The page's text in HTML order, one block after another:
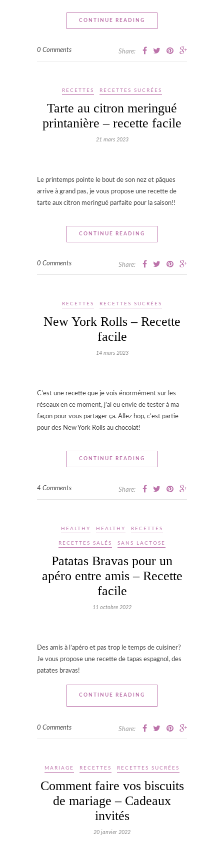
CONTINUE READING
0 Comments Share:
RECETTES RECETTES SUCRÉES
Tarte au citron meringué
printanière – recette facile
21 mars 2023
Le printemps pointe le bout de son nez et pâques
arrive à grand pas, je vous propose une recette de
tarte aux citron meringué parfaite pour la saison!!
CONTINUE READING
0 Comments Share:
RECETTES RECETTES SUCRÉES
New York Rolls – Recette
facile
14 mars 2023
C’est une recette que je vois énormément sur les
réseaux en ce moment, j’ai eu envie de tester à ma
façon pour vous partager ça. Allez hop, c’est partie
pour des New York Rolls au chocolat!
CONTINUE READING
4 Comments Share:
HEALTHY HEALTHY RECETTES
RECETTES SALÉS SANS LACTOSE
Patatas Bravas pour un
apéro entre amis – Recette
facile
11 octobre 2022
Des amis à l’apéro et pas trop le temps de cuisiner?
Je vous propose une recette de tapas espagnol, des
patates bravas!
CONTINUE READING
0 Comments Share:
MARIAGE RECETTES RECETTES SUCRÉES
Comment faire vos biscuits
de mariage – Cadeaux
invités
20 janvier 2022